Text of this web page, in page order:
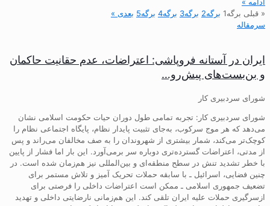
« قبلی برگه1 برگه2 برگه3 برگه4 برگه5 بعدی »
سرمقاله
ایران در آستانه فروپاشی: اعتراضات، عدم حقانیت حاکمان
و بن‌بست‌های پیش‌رو…
شورای سردبیری کار
شورای سردبیری کار: تجربه تمامی طول دوران حیات حکومت اسلامی نشان
می‌دهد که هر موج سرکوب، به‌جای تثبیت پایدار نظام، پایگاه اجتماعی نظام را
کوچک‌تر می‌کند، شمار بیشتری از شهروندان را به صف مخالفان می‌راند و پس
از مدتی، اعتراضات گسترده‌تری دوباره سر برمی‌آورد. این بار اما فشار از پایین
با خطر تشدید تنش در سطح منطقه‌ای و بین‌المللی نیز هم‌زمان شده است. در
چنین فضایی، اسرائیل ـ با سابقه حملات تحریک آمیز و تلاش مستمر برای
تضعیف جمهوری اسلامی ـ ممکن است اعتراضات داخلی را فرصتی برای
ازسرگیری حملات علیه ایران تلقی کند. این هم‌زمانی نارضایتی داخلی و تهدید